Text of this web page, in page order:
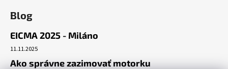
Blog
EICMA 2025 - Miláno
11.11.2025
Ako správne zazimovať motorku